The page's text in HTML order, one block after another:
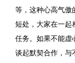
等，这种心高气傲
短处，大家在一起
任务。如果不能虚
谈起默契合作，与